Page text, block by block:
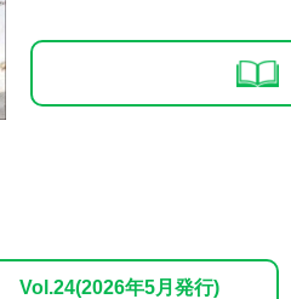
Vol.24(2026年5月発行)